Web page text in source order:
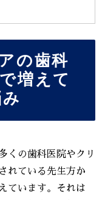
の歯科
増えて
くの歯科医院やクリ
れている先生方か
ています。それは